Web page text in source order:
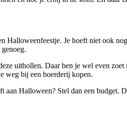
Halloweenfeestje. Je hoeft niet ook
genoeg.
uithollen. Daar ben je wel even
weg bij een boerderij kopen.
Halloween? Stel dan een